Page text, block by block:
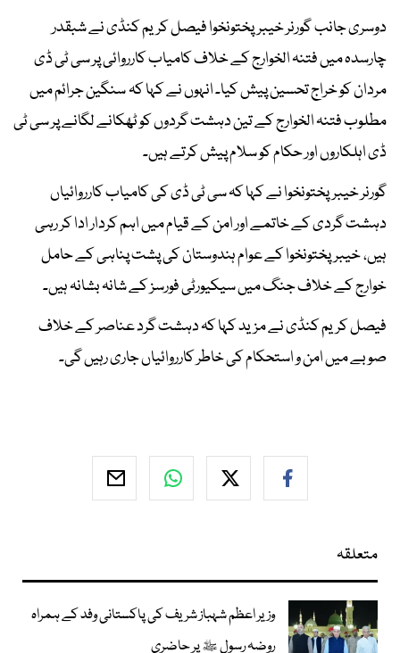
دوسری جانب گورنر خیبرپختونخوا فیصل کریم کنڈی نے شبقدر
چارسدہ میں فتنہ الخوارج کے خلاف کامیاب کارروائی پر سی ٹی ڈی
مردان کو خراج تحسین پیش کیا۔ انہوں نے کہا کہ سنگین جرائم میں
مطلوب فتنہ الخوارج کے تین دہشت گردوں کو ٹھکانے لگانے پر سی ٹی
ڈی اہلکاروں اور حکام کو سلام پیش کرتے ہیں۔
گورنر خیبرپختونخوا نے کہا کہ سی ٹی ڈی کی کامیاب کارروائیاں
دہشت گردی کے خاتمے اور امن کے قیام میں اہم کردار ادا کر رہی
ہیں، خیبرپختونخوا کے عوام ہندوستان کی پشت پناہی کے حامل
خوارج کے خلاف جنگ میں سیکیورٹی فورسز کے شانہ بشانہ ہیں۔
فیصل کریم کنڈی نے مزید کہا کہ دہشت گرد عناصر کے خلاف
صوبے میں امن و استحکام کی خاطر کارروائیاں جاری رہیں گی۔
متعلقہ
وزیر اعظم شہباز شریف کی پاکستانی وفد کے ہمراہ
روضہ رسول ﷺ پر حاضری